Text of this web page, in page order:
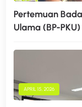
Pertemuan
Ulama (BP-
APRIL 15, 2026